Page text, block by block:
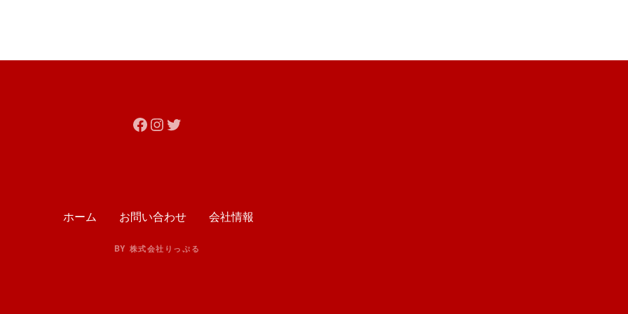
Facebook Instagram Twitter
ホーム お問い合わせ 会社情報
BY 株式会社りっぷる